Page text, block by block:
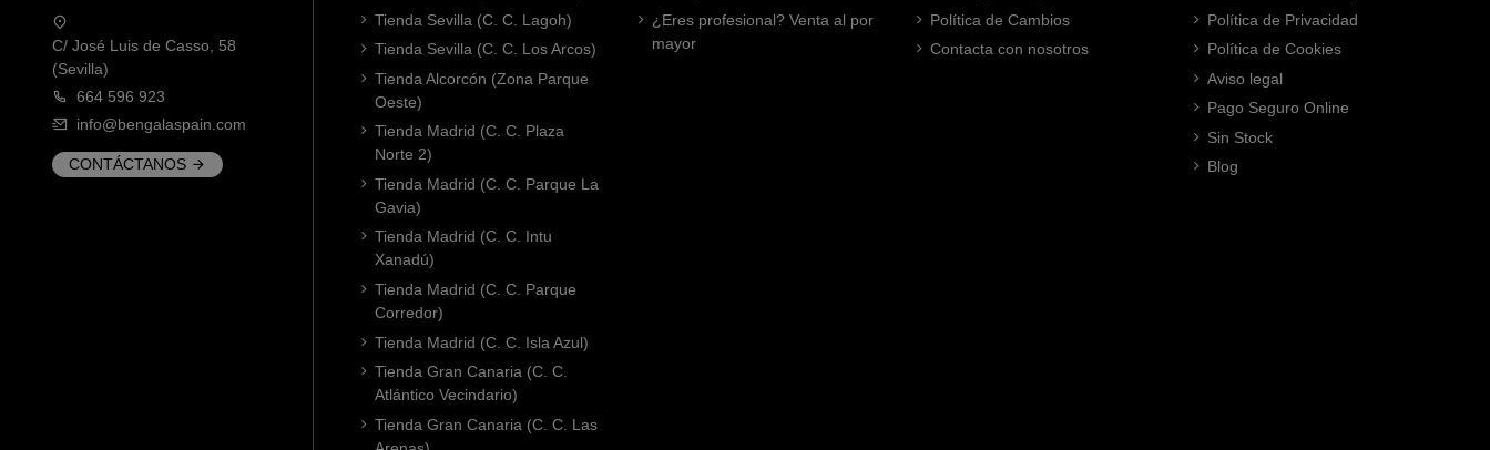
C/ José Luis de Casso, 58
(Sevilla)
664 596 923
info@bengalaspain.com
CONTÁCTANOS
Tienda Sevilla (C. C. Lagoh)
Tienda Sevilla (C. C. Los Arcos)
Tienda Alcorcón (Zona Parque
Oeste)
Tienda Madrid (C. C. Plaza
Norte 2)
Tienda Madrid (C. C. Parque La
Gavia)
Tienda Madrid (C. C. Intu
Xanadú)
Tienda Madrid (C. C. Parque
Corredor)
Tienda Madrid (C. C. Isla Azul)
Tienda Gran Canaria (C. C.
Atlántico Vecindario)
Tienda Gran Canaria (C. C. Las
¿Eres profesional? Venta al por
mayor
Política de Cambios
Contacta con nosotros
Política de Privacidad
Política de Cookies
Aviso legal
Pago Seguro Online
Sin Stock
Blog